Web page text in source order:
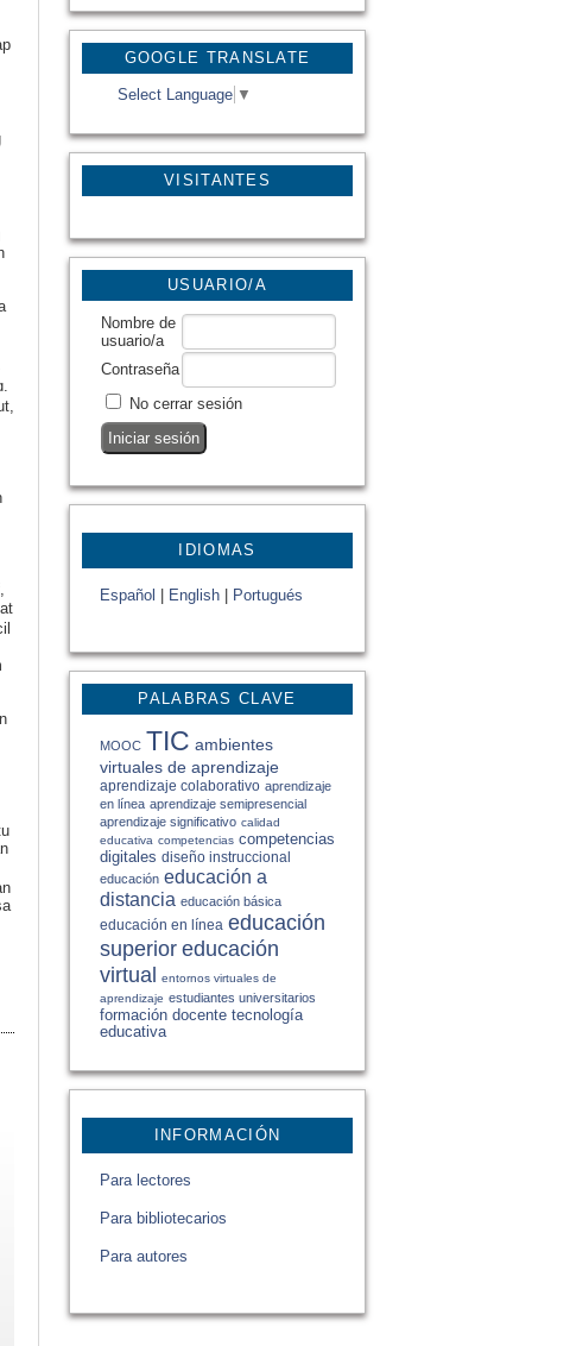
GOOGLE TRANSLATE
Select Language ▼
VISITANTES
USUARIO/A
Nombre de
usuario/a
Contraseña
No cerrar sesión
IDIOMAS
Español English Portugués
PALABRAS CLAVE
MOOC TIC ambientes
virtuales de aprendizaje
aprendizaje colaborativo aprendizaje
en línea aprendizaje semipresencial
aprendizaje significativo calidad
educativa competencias competencias
digitales diseño instruccional
educación educación a
distancia educación básica
educación en línea educación
superior educación
virtual entornos virtuales de
aprendizaje estudiantes universitarios
formación docente tecnología
educativa
INFORMACIÓN
Para lectores
Para bibliotecarios
Para autores